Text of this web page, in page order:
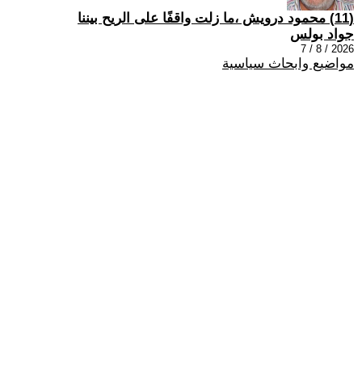
(11) محمود درويش ،ما زلت واقفًا على الريح بيننا
جواد بولس
2026 / 8 / 7
مواضيع وابحاث سياسية